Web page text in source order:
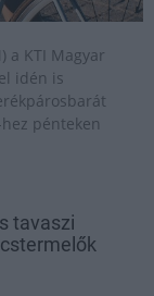
a KTI Magyar
idén is
pénteken
tavaszi